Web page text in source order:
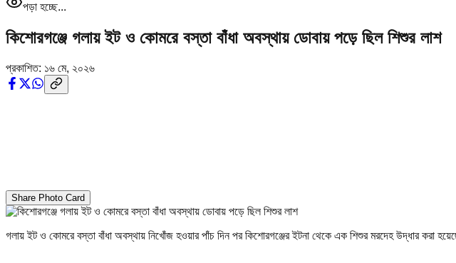
পড়া হচ্ছে...
কিশোরগঞ্জে গলায় ইট ও কোমরে বস্তা বাঁধা অবস্থায় ডোবায় পড়ে ছিল শিশুর লাশ
প্রকাশিত: ১৬ মে, ২০২৬
Share Photo Card
গলায় ইট ও কোমরে বস্তা বাঁধা অবস্থায় নিখোঁজ হওয়ার পাঁচ দিন পর কিশোরগঞ্জের ইটনা থেকে এক শিশুর মরদেহ উদ্ধার করা